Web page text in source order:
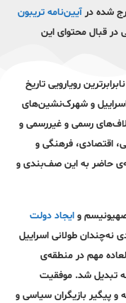
شده در آیین‌نامه تریبون
در قبال محتوای این
رویارویی تاریخ
اسراییل و شهرک‌نشین‌های
رسمی و غیررسمی و
اقتصادی، فرهنگی و
حاضر به این صف‌بندی و
و ایجاد دولت
نه‌چندان طولانی اسراییل
مهم در منطقه‌ی
تبدیل شد. موفقیت
و پیگیر بازیگران سیاسی و